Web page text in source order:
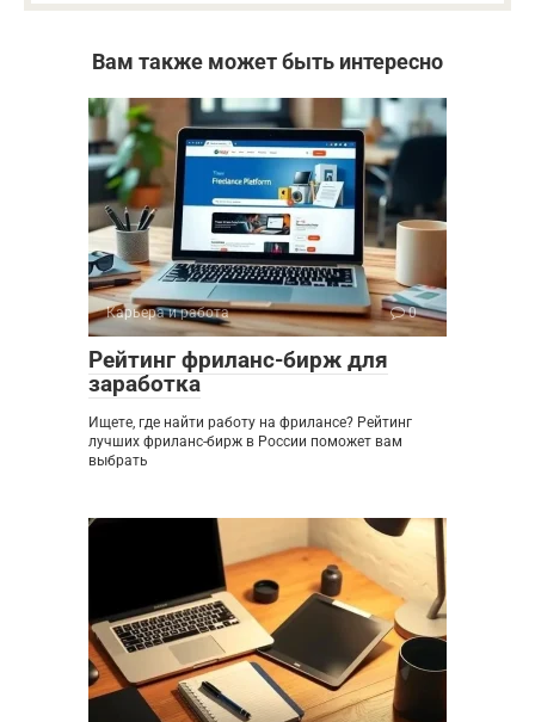
Вам также может быть интересно
Карьера и работа 0
Рейтинг фриланс-бирж для
заработка
Ищете, где найти работу на фрилансе? Рейтинг
лучших фриланс-бирж в России поможет вам
выбрать